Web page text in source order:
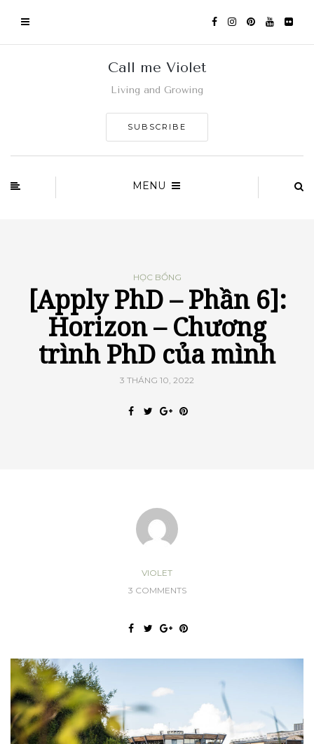
Call me Violet
Living and Growing
SUBSCRIBE
MENU
HỌC BỔNG
[Apply PhD – Phần 6]:
Horizon – Chương
trình PhD của mình
3 THÁNG 10, 2022
VIOLET
3 COMMENTS